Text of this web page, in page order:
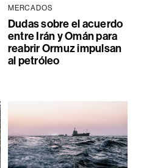
MERCADOS
Dudas sobre el acuerdo
entre Irán y Omán para
reabrir Ormuz impulsan
al petróleo